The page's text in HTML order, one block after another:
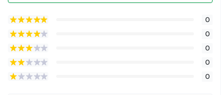
0
0
0
0
0